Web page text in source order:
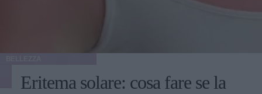
Eritema solare: cosa fare se la